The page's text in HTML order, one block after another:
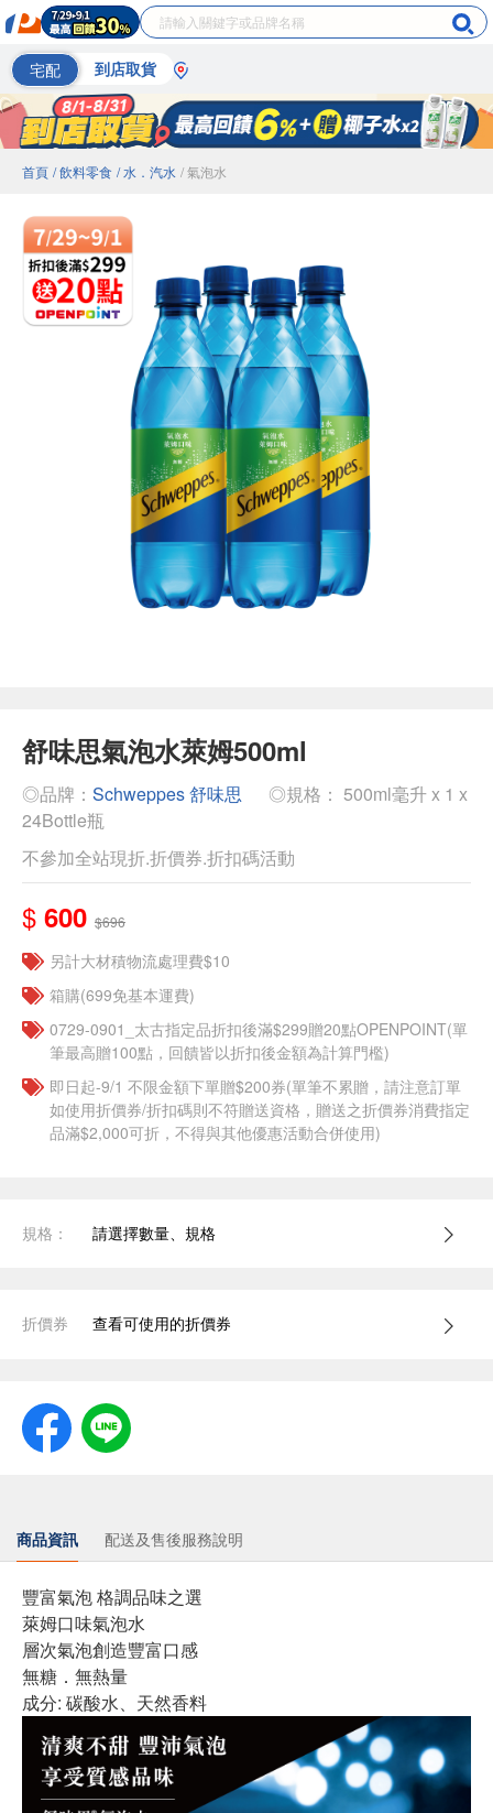
宅配 到店取貨
首頁 / 飲料零食 / 水．汽水 / 氣泡水
舒味思氣泡水萊姆500ml
◎品牌： Schweppes 舒味思
◎規格： 500ml毫升 x 1 x
24Bottle瓶
不參加全站現折.折價券.折扣碼活動
$ 600 $696
另計大材積物流處理費$10
箱購(699免基本運費)
0729-0901_太古指定品折扣後滿$299贈20點OPENPOINT(單
筆最高贈100點，回饋皆以折扣後金額為計算門檻)
即日起-9/1 不限金額下單贈$200券(單筆不累贈，請注意訂單
如使用折價券/折扣碼則不符贈送資格，贈送之折價券消費指定
品滿$2,000可折，不得與其他優惠活動合併使用)
規格： 請選擇數量、規格
折價券 查看可使用的折價券
商品資訊 配送及售後服務說明
豐富氣泡 格調品味之選
萊姆口味氣泡水
層次氣泡創造豐富口感
無糖．無熱量
成分: 碳酸水、天然香料